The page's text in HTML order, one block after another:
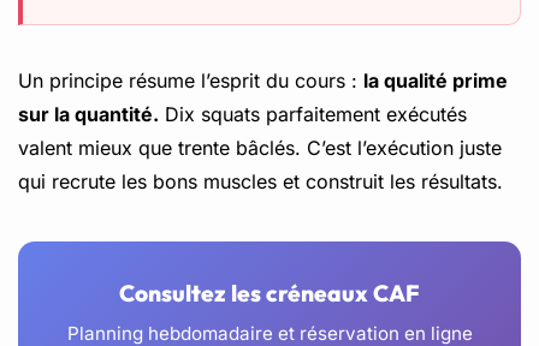
Un principe résume l’esprit du cours : la qualité prime
sur la quantité. Dix squats parfaitement exécutés
valent mieux que trente bâclés. C’est l’exécution juste
qui recrute les bons muscles et construit les résultats.
Consultez les créneaux CAF
Planning hebdomadaire et réservation en ligne